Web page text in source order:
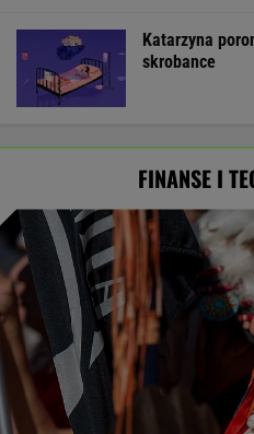
Katarzyna
skrobance
FINANSE I